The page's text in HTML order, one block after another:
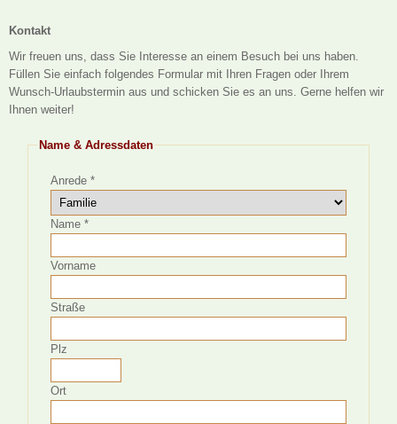
Kontakt
Wir freuen uns, dass Sie Interesse an einem Besuch bei uns haben.
Füllen Sie einfach folgendes Formular mit Ihren Fragen oder Ihrem
Wunsch-Urlaubstermin aus und schicken Sie es an uns. Gerne helfen wir
Ihnen weiter!
Name & Adressdaten
Anrede *
Name *
Vorname
Straße
Plz
Ort